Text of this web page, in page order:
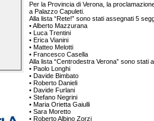
Per la Provincia di Verona, la
a Palazzo Capuleti.
Alla lista “Rete!” sono stati assegnati 5
• Alberto Mazzurana
• Luca Trentini
• Erica Vianini
• Matteo Melotti
• Francesco Casella
Alla lista “Centrodestra Verona” sono stati
• Paolo Longhi
• Davide Bimbato
• Roberto Danieli
• Davide Furlani
• Stefano Negrini
• Maria Orietta Gaiulli
• Sara Moretto
• Roberto Albino Zorzi